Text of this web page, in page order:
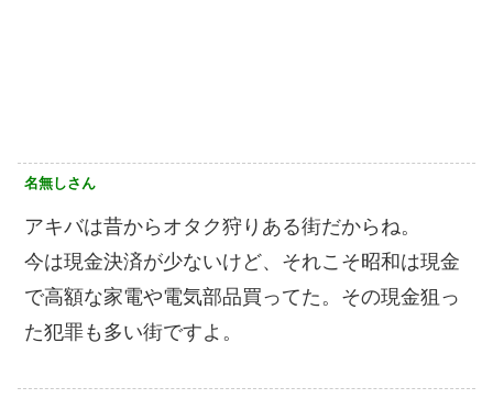
名無しさん
アキバは昔からオタク狩りある街だからね。
今は現金決済が少ないけど、それこそ昭和は現金
で高額な家電や電気部品買ってた。その現金狙っ
た犯罪も多い街ですよ。